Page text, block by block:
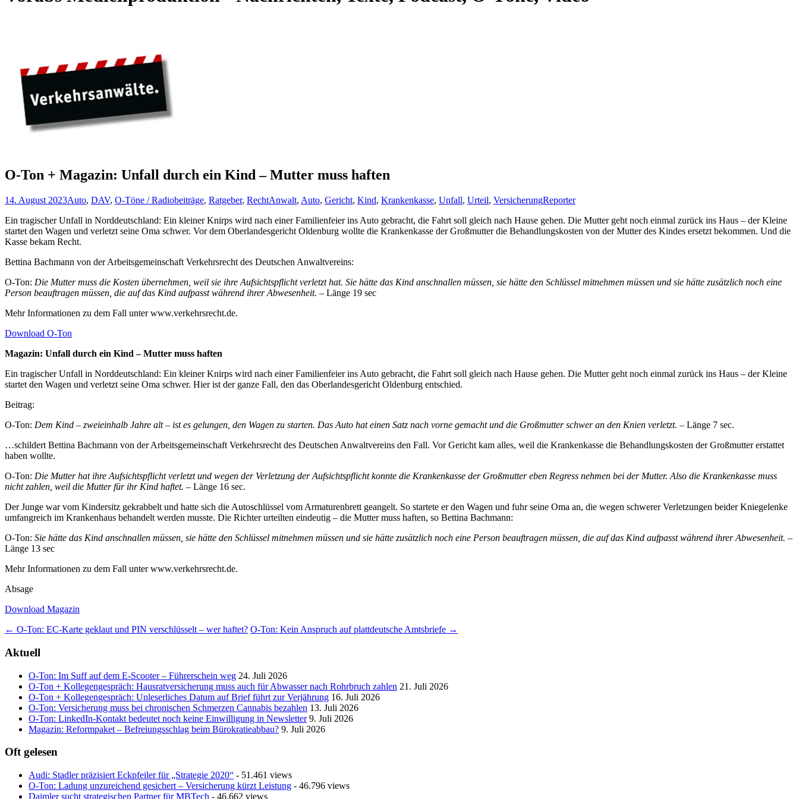
O-Ton + Magazin: Unfall durch ein Kind – Mutter muss haften
14. August 2023Auto, DAV, O-Töne / Radiobeiträge, Ratgeber, RechtAnwalt, Auto, Gericht, Kind, Krankenkasse, Unfall, Urteil, VersicherungReporter
Ein tragischer Unfall in Norddeutschland: Ein kleiner Knirps wird nach einer Familienfeier ins Auto gebracht, die Fahrt soll gleich nach Hause gehen. Die Mutter geht noch einmal zurück ins Haus – der Kleine
startet den Wagen und verletzt seine Oma schwer. Vor dem Oberlandesgericht Oldenburg wollte die Krankenkasse der Großmutter die Behandlungskosten von der Mutter des Kindes ersetzt bekommen. Und die
Kasse bekam Recht.
Bettina Bachmann von der Arbeitsgemeinschaft Verkehrsrecht des Deutschen Anwaltvereins:
O-Ton: Die Mutter muss die Kosten übernehmen, weil sie ihre Aufsichtspflicht verletzt hat. Sie hätte das Kind anschnallen müssen, sie hätte den Schlüssel mitnehmen müssen und sie hätte zusätzlich noch eine
Person beauftragen müssen, die auf das Kind aufpasst während ihrer Abwesenheit. – Länge 19 sec
Mehr Informationen zu dem Fall unter www.verkehrsrecht.de.
Download O-Ton
Magazin: Unfall durch ein Kind – Mutter muss haften
Ein tragischer Unfall in Norddeutschland: Ein kleiner Knirps wird nach einer Familienfeier ins Auto gebracht, die Fahrt soll gleich nach Hause gehen. Die Mutter geht noch einmal zurück ins Haus – der Kleine
startet den Wagen und verletzt seine Oma schwer. Hier ist der ganze Fall, den das Oberlandesgericht Oldenburg entschied.
Beitrag:
O-Ton: Dem Kind – zweieinhalb Jahre alt – ist es gelungen, den Wagen zu starten. Das Auto hat einen Satz nach vorne gemacht und die Großmutter schwer an den Knien verletzt. – Länge 7 sec.
…schildert Bettina Bachmann von der Arbeitsgemeinschaft Verkehrsrecht des Deutschen Anwaltvereins den Fall. Vor Gericht kam alles, weil die Krankenkasse die Behandlungskosten der Großmutter erstattet
haben wollte.
O-Ton: Die Mutter hat ihre Aufsichtspflicht verletzt und wegen der Verletzung der Aufsichtspflicht konnte die Krankenkasse der Großmutter eben Regress nehmen bei der Mutter. Also die Krankenkasse muss
nicht zahlen, weil die Mutter für ihr Kind haftet. – Länge 16 sec.
Der Junge war vom Kindersitz gekrabbelt und hatte sich die Autoschlüssel vom Armaturenbrett geangelt. So startete er den Wagen und fuhr seine Oma an, die wegen schwerer Verletzungen beider Kniegelenke
umfangreich im Krankenhaus behandelt werden musste. Die Richter urteilten eindeutig – die Mutter muss haften, so Bettina Bachmann:
O-Ton: Sie hätte das Kind anschnallen müssen, sie hätte den Schlüssel mitnehmen müssen und sie hätte zusätzlich noch eine Person beauftragen müssen, die auf das Kind aufpasst während ihrer Abwesenheit. –
Länge 13 sec
Mehr Informationen zu dem Fall unter www.verkehrsrecht.de.
Absage
Download Magazin
Post
navigation
← O-Ton: EC-Karte geklaut und PIN verschlüsselt – wer haftet? O-Ton: Kein Anspruch auf plattdeutsche Amtsbriefe →
Aktuell
O-Ton: Im Suff auf dem E-Scooter – Führerschein weg 24. Juli 2026
O-Ton + Kollegengespräch: Hausratversicherung muss auch für Abwasser nach Rohrbruch zahlen 21. Juli 2026
O-Ton + Kollegengespräch: Unleserliches Datum auf Brief führt zur Verjährung 16. Juli 2026
O-Ton: Versicherung muss bei chronischen Schmerzen Cannabis bezahlen 13. Juli 2026
O-Ton: LinkedIn-Kontakt bedeutet noch keine Einwilligung in Newsletter 9. Juli 2026
Magazin: Reformpaket – Befreiungsschlag beim Bürokratieabbau? 9. Juli 2026
Oft gelesen
Audi: Stadler präzisiert Eckpfeiler für „Strategie 2020“ - 51.461 views
O-Ton: Ladung unzureichend gesichert – Versicherung kürzt Leistung - 46.796 views
Daimler sucht strategischen Partner für MBTech - 46.662 views